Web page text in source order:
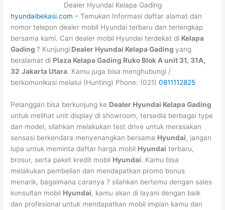
Dealer Hyundai Kelapa Gading
hyundaibekasi.com– Temukan Informasi daftar alamat dan
nomor telepon dealer mobil Hyundai terbaru dan terlengkap
bersama kami. Cari dealer mobil Hyundai terdekat di Kelapa
Gading? Kunjungi Dealer Hyundai Kelapa Gadingyang
beralamat di Plaza Kelapa Gading Ruko Blok A unit 31, 31A,
32 Jakarta Utara. Kamu juga bisa menghubungi /
berkomunikasi melalui (Hunting) Phone: (021)0811112825
Pelanggan bisa berkunjung ke Dealer Hyundai Kelapa Gading
untuk melihat unit display di showroom, tersedia berbagai type
dan model, silahkan melakukan test drive untuk merasakan
sensasi berkendara menyenangkan bersama Hyundai, jangan
lupa untuk meminta daftar harga mobil Hyundai terbaru,
brosur, serta paket kredit mobil Hyundai. Kamu bisa
melakukan pembelian dan mendapatkan promo bonus
menarik, bagaimana caranya ? silahkan bertemu dengan sales
konsultan mobil Hyundai, kamu akan di layani dengan baik
dan profesional untuk mendapatkan mobil impian kamu dan